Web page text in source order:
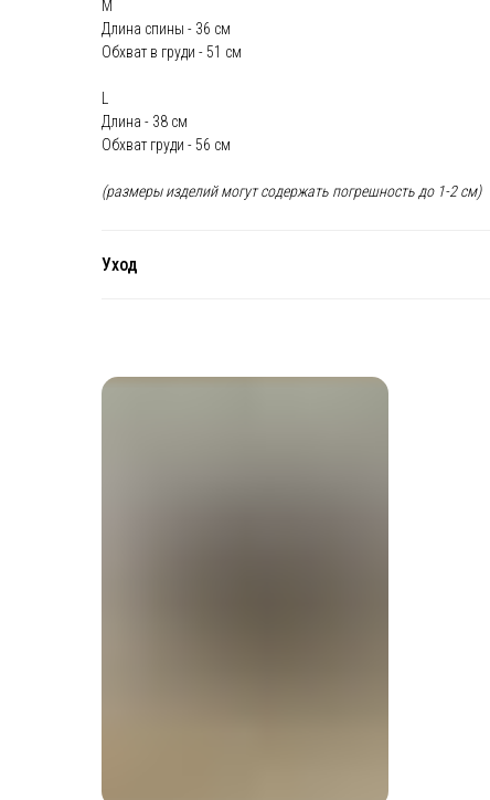
М
Длина спины - 36 см
Обхват в груди - 51 см
Длина - 38 см
Обхват груди - 56 см
(размеры изделий могут содержать погрешность до 1-2 см)
Уход